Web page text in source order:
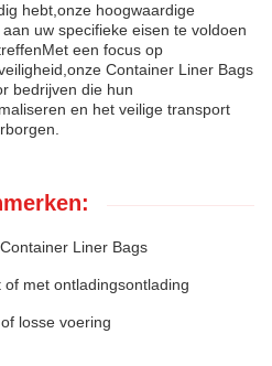
hebt,onze hoogwaardige
uw specifieke eisen te voldoen
een focus op
Container Liner Bags
bedrijven die hun
en het veilige transport
Liner Bags
met ontladingsontlading
losse voering